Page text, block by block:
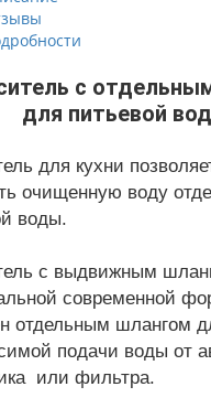
с
для питьевой
для кухни
очищенную воду
воды.
с выдвижным
современной
отдельным шлангом
подачи воды от
или фильтра.